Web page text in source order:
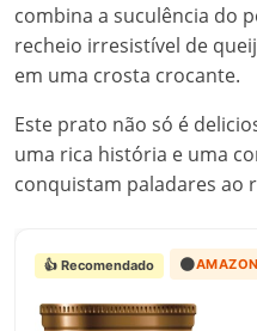
combina a suculência do
recheio irresistível de
em uma crosta crocante.
Este prato não só é
uma rica história e uma
conquistam paladares ao
👍 Recomendado 🟠AMAZON